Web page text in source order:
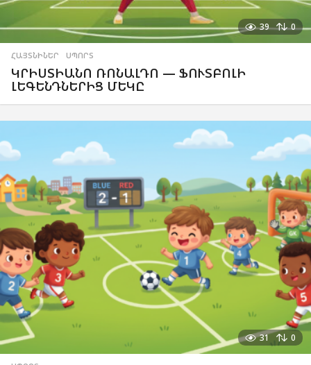
39 0
ՀԱՅՏՆԻՆԵՐ ,ՍՊՈՐՏ
ԿՐԻՍՏԻԱՆՈ ՌՈՆԱԼԴՈ — ՖՈՒՏԲՈԼԻ
ԼԵԳԵՆԴՆԵՐԻՑ ՄԵԿԸ
31 0